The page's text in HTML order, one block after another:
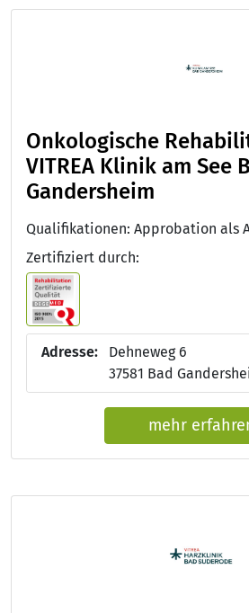
Onkologische
VITREA Klinik am See
Gandersheim
Zertifiziert durch:
Adresse:
Dehneweg 6
37581 Bad
mehr